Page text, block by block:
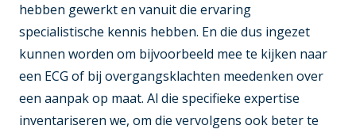
hebben gewerkt en vanuit die ervaring
specialistische kennis hebben. En die dus ingezet
kunnen worden om bijvoorbeeld mee te kijken naar
een ECG of bij overgangsklachten meedenken over
een aanpak op maat. Al die specifieke expertise
inventariseren we, om die vervolgens ook beter te